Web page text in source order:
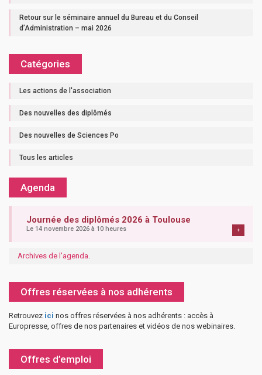
Retour sur le séminaire annuel du Bureau et du Conseil
d’Administration – mai 2026
Catégories
Les actions de l'association
Des nouvelles des diplômés
Des nouvelles de Sciences Po
Tous les articles
Agenda
Journée des diplômés 2026 à Toulouse
Le 14 novembre 2026 à 10 heures +
Archives de l'agenda
Offres réservées à nos adhérents
Retrouvez ici nos offres réservées à nos adhérents : accès à
Europresse, offres de nos partenaires et vidéos de nos webinaires.
Offres d’emploi